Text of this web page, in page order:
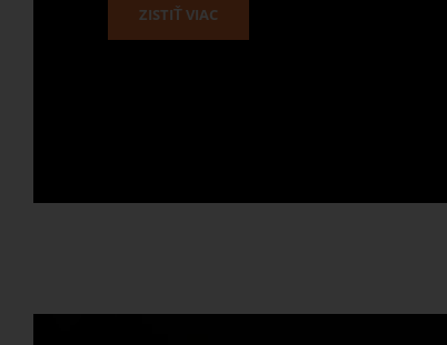
ZISTIŤ VIAC